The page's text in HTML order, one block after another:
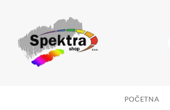
POČETNA